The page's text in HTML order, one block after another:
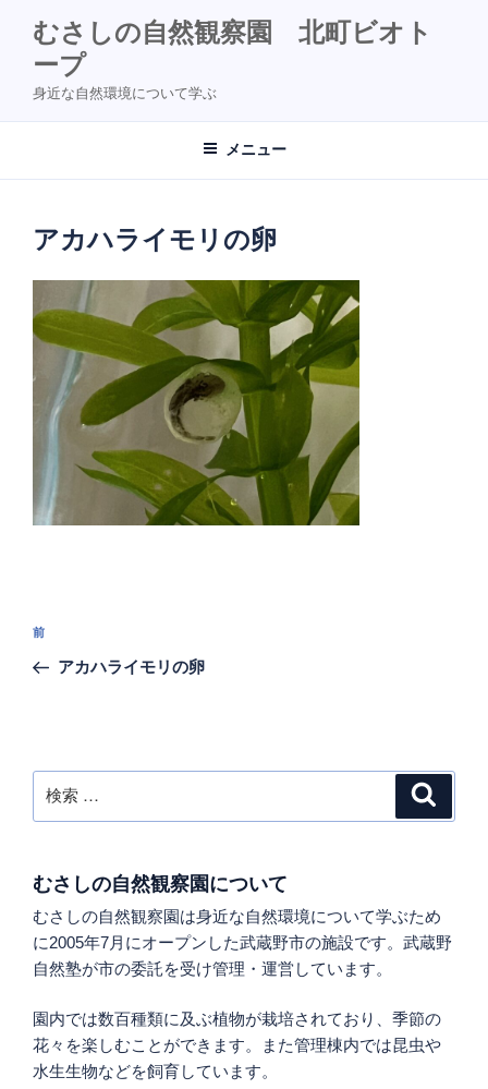
むさしの自然観察園 北町ビオト
ープ
身近な自然環境について学ぶ
メニュー
アカハライモリの卵
投
ナ
ー
シ
過
去
前
アカハライモリの卵
索:
むさしの自然観察園について
むさしの自然観察園は身近な自然環境について学ぶため
に2005年7月にオープンした武蔵野市の施設です。武蔵野
自然塾が市の委託を受け管理・運営しています。
園内では数百種類に及ぶ植物が栽培されており、季節の
花々を楽しむことができます。また管理棟内では昆虫や
水生生物などを飼育しています。